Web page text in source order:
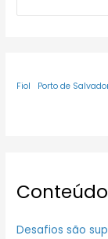
Fiol Porto de
Desafios são